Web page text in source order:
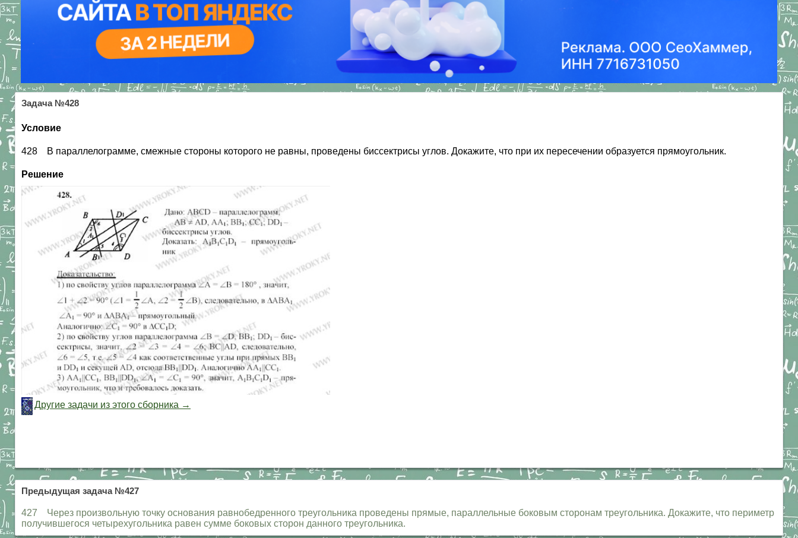
Задача №428
Условие
428 В параллелограмме, смежные стороны которого не равны, проведены биссектрисы углов. Докажите, что при их пересечении образуется прямоугольник.
Решение
Другие задачи из этого сборника →
Предыдущая задача №427
427 Через произвольную точку основания равнобедренного треугольника проведены прямые, параллельные боковым сторонам треугольника. Докажите, что периметр
получившегося четырехугольника равен сумме боковых сторон данного треугольника.